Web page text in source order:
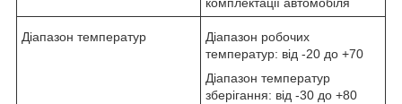
комплектації автомобіля
Діапазон температур
Діапазон робочих
температур: від -20 до +70
Діапазон температур
зберігання: від -30 до +80